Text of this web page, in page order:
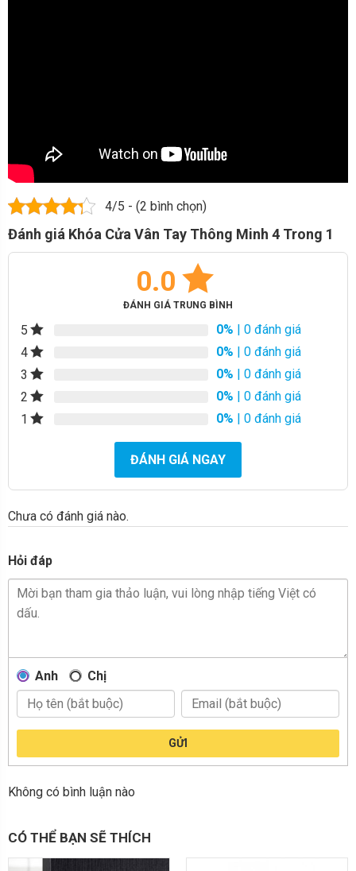
4/5 - (2 bình chọn)
Đánh giá Khóa Cửa Vân Tay Thông Minh 4 Trong 1
0.0
ĐÁNH GIÁ TRUNG BÌNH
5 0% | 0 đánh giá
4
0% | 0 đánh giá
3
0% | 0 đánh giá
2
0% | 0 đánh giá
1
0% | 0 đánh giá
ĐÁNH GIÁ NGAY
Chưa có đánh giá nào.
Hỏi đáp
Anh Chị
GỬI
Không có bình luận nào
CÓ THỂ BẠN SẼ THÍCH